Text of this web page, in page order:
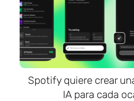
Spotify quiere crear
IA para cada